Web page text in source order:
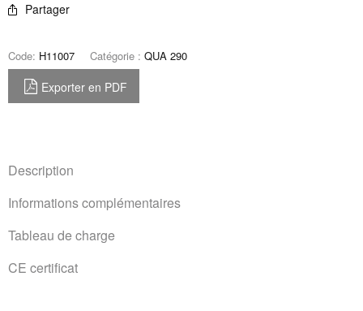
Partager
Code: H11007 Catégorie : QUA 290
Exporter en PDF
Description
Informations complémentaires
Tableau de charge
CE certificat